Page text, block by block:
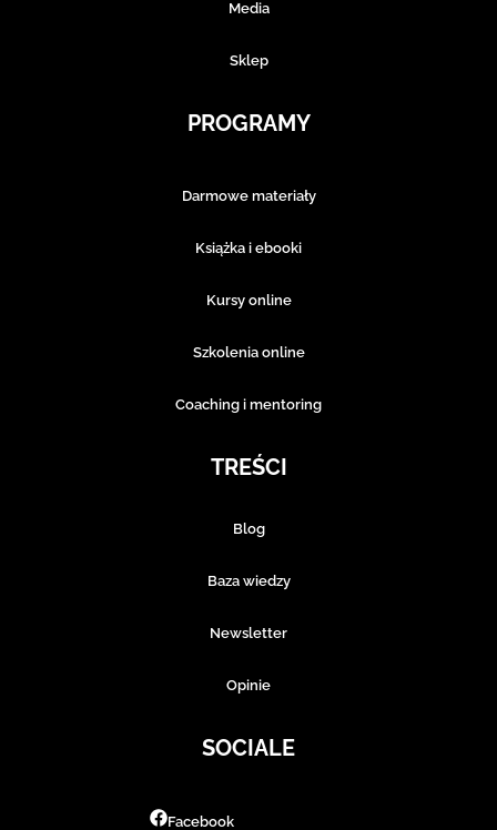
Media
Sklep
PROGRAMY
Darmowe materiały
Książka i ebooki
Kursy online
Szkolenia online
Coaching i mentoring
TREŚCI
Blog
Baza wiedzy
Newsletter
Opinie
SOCIALE
Facebook